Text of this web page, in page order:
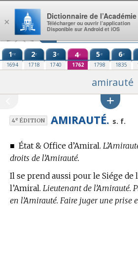
Aller au contenu
1re
1694
2e
1718
3e
1740
4e
1762
5e
1798
6e
1835
amirauté
4eÉDITION AMIRAUTÉ. s. f.
■ État & Office d’Amiral.
droits de l’Amirauté.
Il se prend aussi pour le Siége de
l’Amiral. Lieutenant de l’Amirauté.
en l’Amirauté. Faire juger une prise
×
Dictionnaire de l’Académie
Télécharger ou ouvrir l’application
Disponible sur Android et iOS